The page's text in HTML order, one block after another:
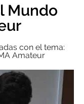
Mundo
con el tema:
Amateur